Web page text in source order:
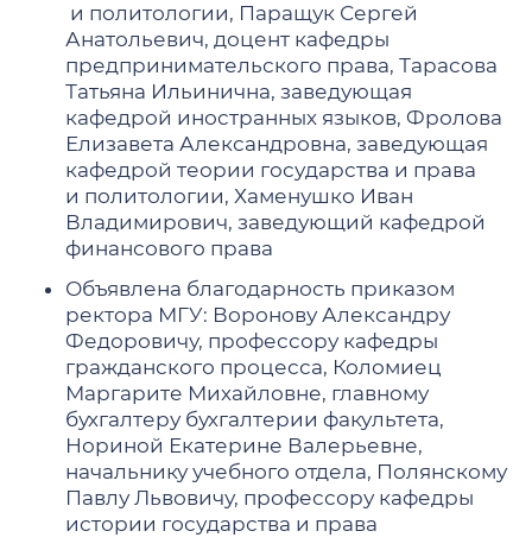
и политологии, Паращук Сергей
Анатольевич, доцент кафедры
предпринимательского права, Тарасова
Татьяна Ильинична, заведующая
кафедрой иностранных языков, Фролова
Елизавета Александровна, заведующая
кафедрой теории государства и права
и политологии, Хаменушко Иван
Владимирович, заведующий кафедрой
финансового права
Объявлена благодарность приказом
ректора МГУ: Воронову Александру
Федоровичу, профессору кафедры
гражданского процесса, Коломиец
Маргарите Михайловне, главному
бухгалтеру бухгалтерии факультета,
Нориной Екатерине Валерьевне,
начальнику учебного отдела, Полянскому
Павлу Львовичу, профессору кафедры
истории государства и права